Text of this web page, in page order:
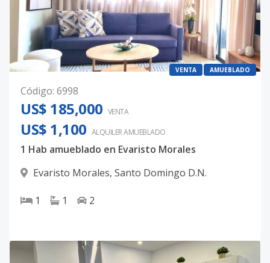
VENTA AMUEBLADO
Código: 6998
US$ 185,000 VENTA
US$ 1,100 ALQUILERAMUEBLADO
1 Hab amueblado en Evaristo Morales
Evaristo Morales, Santo Domingo D.N.
1 1 2